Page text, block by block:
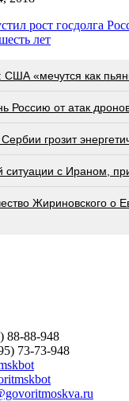
рост госдолга
лет
США «мечутся как
Россию от атак
грозит
ситуации с Ираном,
Жириновского о
88-88-948
73-73-948